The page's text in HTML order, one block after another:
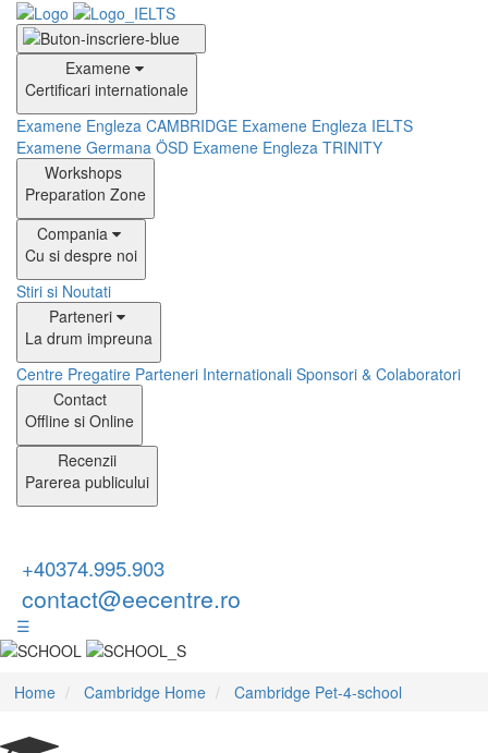
Examene
Certificari internationale
Examene Engleza CAMBRIDGE Examene Engleza IELTS
Examene Germana ÖSD Examene Engleza TRINITY
Workshops
Preparation Zone
Compania
Cu si despre noi
Stiri si Noutati
Parteneri
La drum impreuna
Centre Pregatire Parteneri Internationali Sponsori & Colaboratori
Contact
Offline si Online
Recenzii
Parerea publicului
+40374.995.903
contact@eecentre.ro
☰
Home Cambridge Home Cambridge Pet-4-school